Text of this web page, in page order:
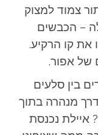
צמוד למצוק
– הכבשים
את קו הרקיע.
של אפור.
בין סלעים
דרך מנהרה בתוך
איילת נכנסת